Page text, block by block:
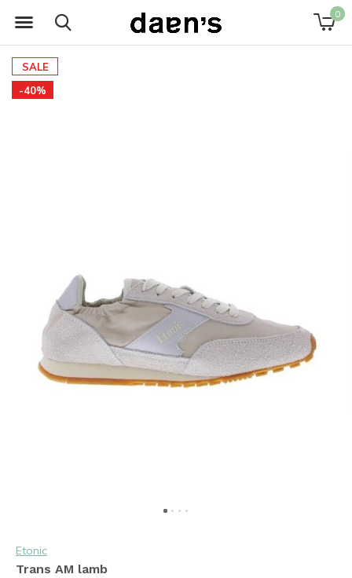
0
SALE
-40%
Etonic
Trans AM lamb